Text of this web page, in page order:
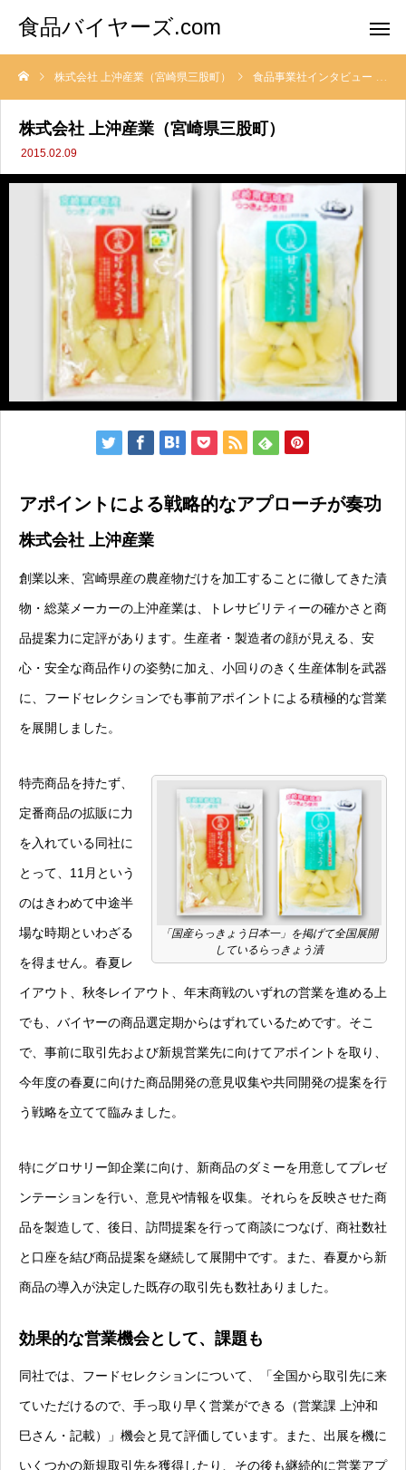
食品バイヤーズ.com
株式会社 上沖産業（宮崎県三股町） 食品事業社インタビュー
株式会社 上沖産業（宮崎県三股町）
2015.02.09
アポイントによる戦略的なアプローチが奏功
株式会社 上沖産業
創業以来、宮崎県産の農産物だけを加工することに徹してきた漬
物・総菜メーカーの上沖産業は、トレサビリティーの確かさと商
品提案力に定評があります。生産者・製造者の顔が見える、安
心・安全な商品作りの姿勢に加え、小回りのきく生産体制を武器
に、フードセレクションでも事前アポイントによる積極的な営業
を展開しました。
「国産らっきょう日本一」を掲げて全国展開
しているらっきょう漬
特売商品を持たず、
定番商品の拡販に力
を入れている同社に
とって、11月という
のはきわめて中途半
場な時期といわざる
を得ません。春夏レ
イアウト、秋冬レイアウト、年末商戦のいずれの営業を進める上
でも、バイヤーの商品選定期からはずれているためです。そこ
で、事前に取引先および新規営業先に向けてアポイントを取り、
今年度の春夏に向けた商品開発の意見収集や共同開発の提案を行
う戦略を立てて臨みました。
特にグロサリー卸企業に向け、新商品のダミーを用意してプレゼ
ンテーションを行い、意見や情報を収集。それらを反映させた商
品を製造して、後日、訪問提案を行って商談につなげ、商社数社
と口座を結び商品提案を継続して展開中です。また、春夏から新
商品の導入が決定した既存の取引先も数社ありました。
効果的な営業機会として、課題も
同社では、フードセレクションについて、「全国から取引先に来
ていただけるので、手っ取り早く営業ができる（営業課 上沖和
巳さん・記載）」機会と見て評価しています。また、出展を機に
いくつかの新規取引先を獲得したり、その後も継続的に営業アプ